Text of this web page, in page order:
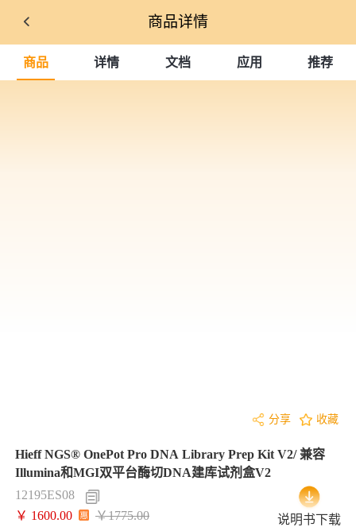
商品详情
商品 详情 文档 应用 推荐
分享 收藏
Hieff NGS® OnePot Pro DNA Library Prep Kit V2/ 兼容
Illumina和MGI双平台酶切DNA建库试剂盒V2
12195ES08
￥ 1600.00
￥1775.00 说明书下载